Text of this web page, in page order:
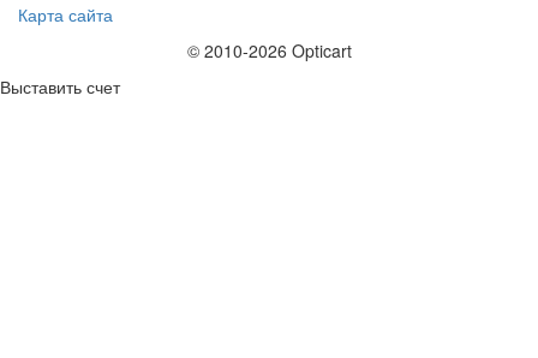
Карта сайта
© 2010-2026 Opticart
Выставить счет